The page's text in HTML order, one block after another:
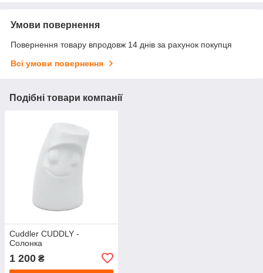
Умови повернення
Повернення товару впродовж 14 днів за рахунок покупця
Всі умови повернення
Подібні товари компанії
Cuddler CUDDLY -
Солонка
1 200 ₴